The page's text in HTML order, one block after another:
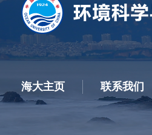
海大主页 联系我们